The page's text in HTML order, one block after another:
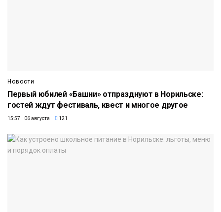
Новости
Первый юбилей «Башни» отпразднуют в Норильске:
гостей ждут фестиваль, квест и многое другое
15:57 06 августа 121